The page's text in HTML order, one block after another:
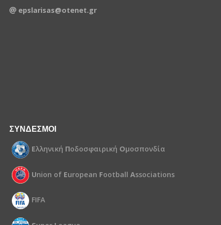
epslarisas@otenet.gr
ΣΥΝΔΕΣΜΟΙ
Ελληνική Ποδοσφαιρική Ομοσπονδία
Union of European Football Associations
FIFA